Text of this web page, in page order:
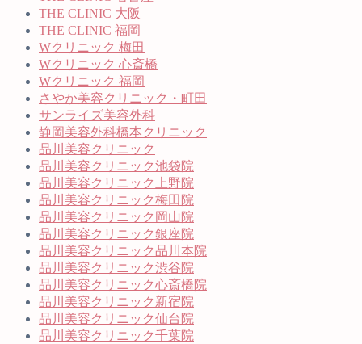
THE CLINIC 大阪
THE CLINIC 福岡
Wクリニック 梅田
Wクリニック 心斎橋
Wクリニック 福岡
さやか美容クリニック・町田
サンライズ美容外科
静岡美容外科橋本クリニック
品川美容クリニック
品川美容クリニック池袋院
品川美容クリニック上野院
品川美容クリニック梅田院
品川美容クリニック岡山院
品川美容クリニック銀座院
品川美容クリニック品川本院
品川美容クリニック渋谷院
品川美容クリニック心斎橋院
品川美容クリニック新宿院
品川美容クリニック仙台院
品川美容クリニック千葉院